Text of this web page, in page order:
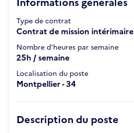
Type de contrat
Contrat de mission intérimaire
Nombre d'heures par semaine
25h / semaine
Localisation du poste
Montpellier - 34
Description du poste